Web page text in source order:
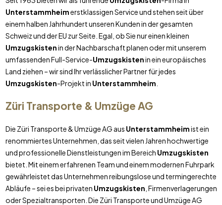
Unterstammheimerstklassigen Service und stehen seit über
einem halben Jahrhundert unseren Kunden in der gesamten
Schweiz und der EU zur Seite. Egal, ob Sie nur einen kleinen
Umzugskistenin der Nachbarschaft planen oder mit unserem
umfassenden Full-Service-Umzugskistenin ein europäisches
Land ziehen – wir sind Ihr verlässlicher Partner für jedes
Umzugskisten-Projekt in Unterstammheim
Züri Transporte & Umzüge AG
Die Züri Transporte & Umzüge AG aus Unterstammheimist ein
renommiertes Unternehmen, das seit vielen Jahren hochwertige
und professionelle Dienstleistungen im Bereich Umzugskisten
bietet. Mit einem erfahrenen Team und einem modernen Fuhrpark
gewährleistet das Unternehmen reibungslose und termingerechte
Abläufe – sei es bei privaten Umzugskisten , Firmenverlagerungen
oder Spezialtransporten. Die Züri Transporte und Umzüge AG